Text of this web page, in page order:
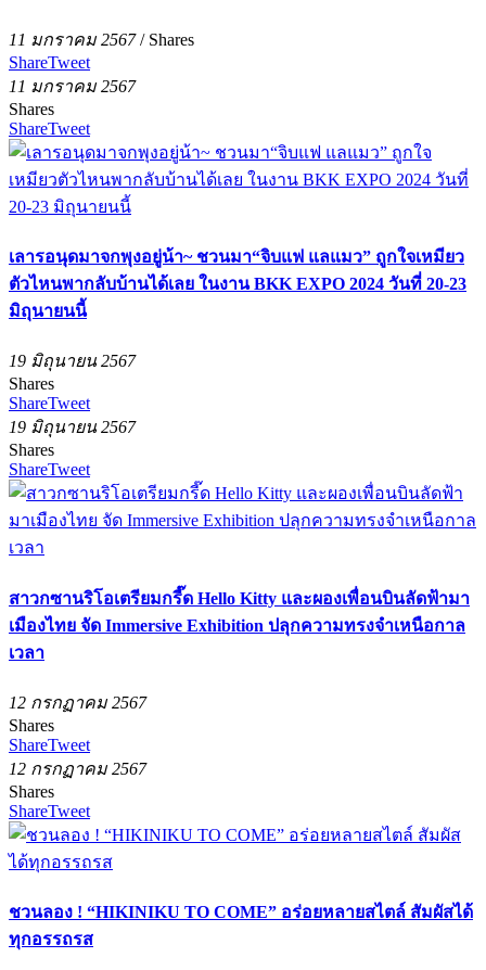
11 มกราคม 2567/ Shares
ShareTweet
11 มกราคม 2567
Shares
ShareTweet
เลารอนุดมาจกพุงอยู่น้า~ ชวนมา“จิบแฟ แลแมว” ถูกใจเหมียว
ตัวไหนพากลับบ้านได้เลย ในงาน BKK EXPO 2024 วันที่ 20-23
มิถุนายนนี้
19 มิถุนายน 2567
Shares
ShareTweet
19 มิถุนายน 2567
Shares
ShareTweet
สาวกซานริโอเตรียมกรี๊ด Hello Kitty และผองเพื่อนบินลัดฟ้ามา
เมืองไทย จัด Immersive Exhibition ปลุกความทรงจำเหนือกาล
เวลา
12 กรกฏาคม 2567
Shares
ShareTweet
12 กรกฏาคม 2567
Shares
ShareTweet
ชวนลอง ! “HIKINIKU TO COME” อร่อยหลายสไตล์ สัมผัสได้
ทุกอรรถรส